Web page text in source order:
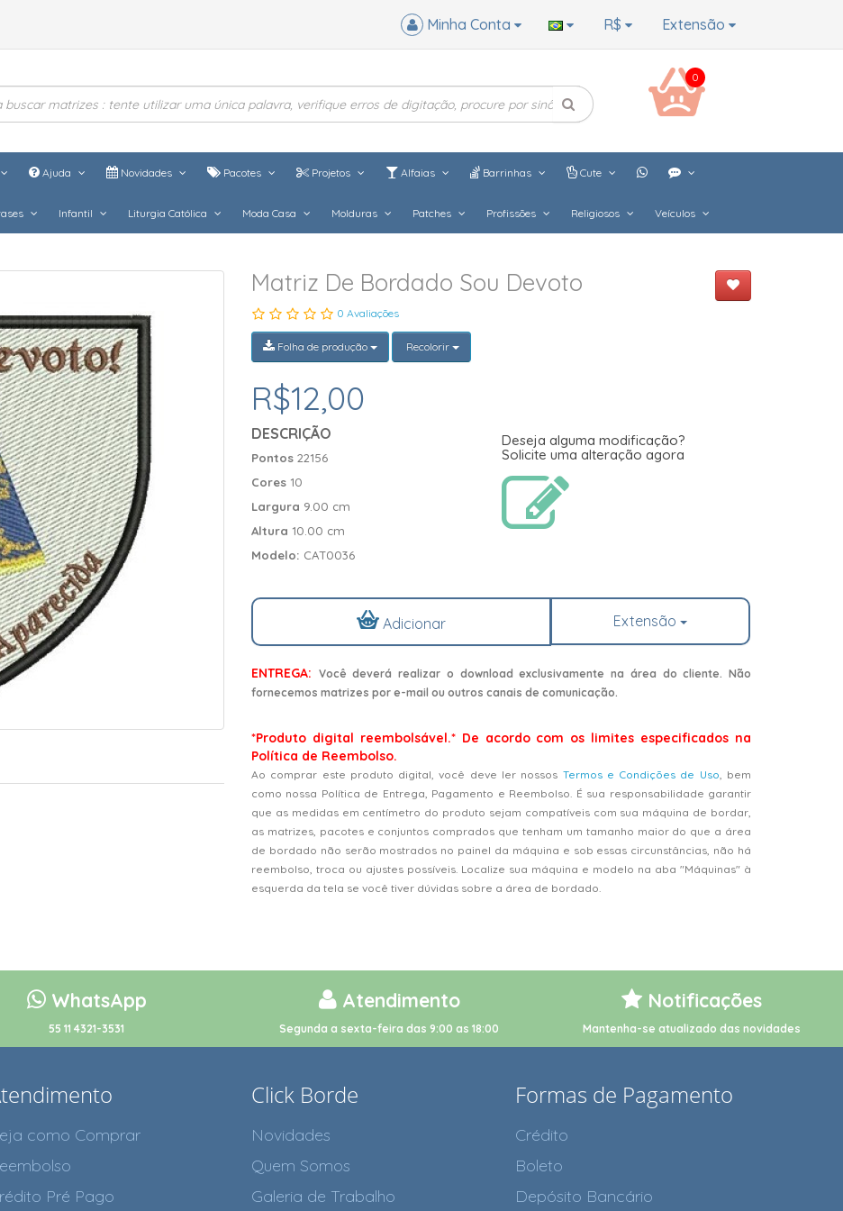
Extensão
R$
Minha Conta
0
Ajuda Novidades Pacotes Projetos Alfaias Barrinhas Cute
Infantil Liturgia Católica Moda Casa Molduras Patches Profissões Religiosos Veículos
Matriz De Bordado Sou Devoto
0 Avaliações
Folha de produção Recolorir
R$12,00
DESCRIÇÃO
Pontos 22156
Cores 10
Largura 9.00 cm
Altura 10.00 cm
Modelo: CAT0036
Deseja alguma modificação?
Solicite uma alteração agora
Adicionar Extensão
ENTREGA: Você deverá realizar o download exclusivamente na área do cliente. Não
fornecemos matrizes por e-mail ou outros canais de comunicação.
*Produto digital reembolsável.* De acordo com os limites especificados na
Política de Reembolso.
Ao comprar este produto digital, você deve ler nossos Termos e Condições de Uso , bem
como nossa Política de Entrega, Pagamento e Reembolso. É sua responsabilidade garantir
que as medidas em centímetro do produto sejam compatíveis com sua máquina de bordar,
as matrizes, pacotes e conjuntos comprados que tenham um tamanho maior do que a área
de bordado não serão mostrados no painel da máquina e sob essas circunstâncias, não há
reembolso, troca ou ajustes possíveis. Localize sua máquina e modelo na aba "Máquinas" à
esquerda da tela se você tiver dúvidas sobre a área de bordado.
WhatsApp
55 11 4321-3531
Atendimento
Segunda a sexta-feira das 9:00 as 18:00
Notificações
Mantenha-se atualizado das novidades
como Comprar
Pré Pago
Click Borde
Novidades
Quem Somos
Galeria de Trabalho
Formas de Pagamento
Crédito
Boleto
Depósito Bancário